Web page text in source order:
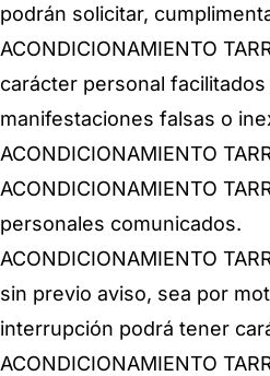
podrán solicitar,
ACONDICIONAMIENTO
carácter personal
manifestaciones falsas o
ACONDICIONAMIENTO
ACONDICIONAMIENTO
personales comunicados.
ACONDICIONAMIENTO
sin previo aviso, sea por
interrupción podrá tener
ACONDICIONAMIENTO